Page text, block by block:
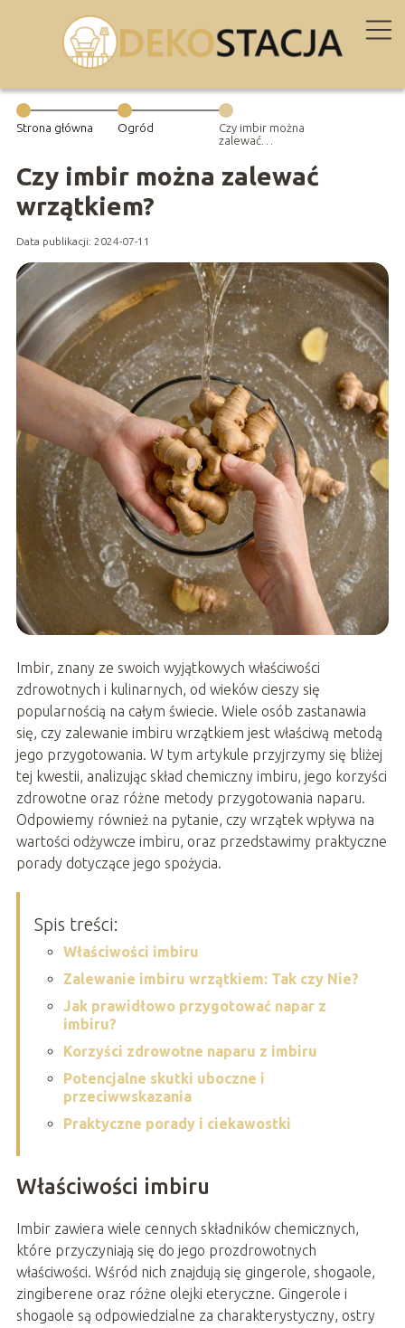
Strona główna Ogród
Czy imbir można
zalewać
Czy imbir można zalewać
wrzątkiem?
Data publikacji: 2024-07-11
Imbir, znany ze swoich wyjątkowych właściwości
zdrowotnych i kulinarnych, od wieków cieszy się
popularnością na całym świecie. Wiele osób zastanawia
się, czy zalewanie imbiru wrzątkiem jest właściwą metodą
jego przygotowania. W tym artykule przyjrzymy się bliżej
tej kwestii, analizując skład chemiczny imbiru, jego korzyści
zdrowotne oraz różne metody przygotowania naparu.
Odpowiemy również na pytanie, czy wrzątek wpływa na
wartości odżywcze imbiru, oraz przedstawimy praktyczne
porady dotyczące jego spożycia.
Spis treści:
Właściwości imbiru
Zalewanie imbiru wrzątkiem: Tak czy Nie?
Jak prawidłowo przygotować napar z
imbiru?
Korzyści zdrowotne naparu z imbiru
Potencjalne skutki uboczne i
przeciwwskazania
Praktyczne porady i ciekawostki
Właściwości imbiru
Imbir zawiera wiele cennych składników chemicznych,
które przyczyniają się do jego prozdrowotnych
właściwości. Wśród nich znajdują się gingerole, shogaole,
zingiberene oraz różne olejki eteryczne. Gingerole i
shogaole są odpowiedzialne za charakterystyczny, ostry